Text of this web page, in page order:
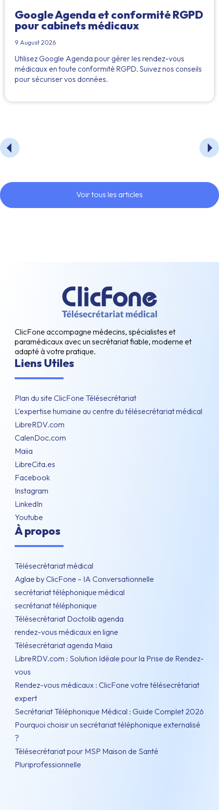
Google Agenda et conformité RGPD
pour cabinets médicaux
9 August 2026
Utilisez Google Agenda pour gérer les rendez-vous
médicaux en toute conformité RGPD. Suivez nos conseils
pour sécuriser vos données.
Voir tous les articles
ClicFone accompagne médecins, spécialistes et
paramédicaux avec un secrétariat fiable, moderne et
adapté à votre pratique.
Liens Utiles
Plan du site ClicFone Télésecrétariat
L’expertise humaine au centre du télésecrétariat médical
LibreRDV.com
CalenDoc.com
Maiia
LibreCita.es
Facebook
Instagram
LinkedIn
Youtube
À propos
Télésecrétariat médical
Aglae by ClicFone – IA Conversationnelle
secrétariat téléphonique médical
secrétariat téléphonique
Télésecrétariat Doctolib agenda
rendez-vous médicaux en ligne
Télésecrétariat agenda Maiia
LibreRDV.com : Solution Idéale pour la Prise de Rendez-
vous
Rendez-vous médicaux : ClicFone votre télésecrétariat
expert
Secrétariat Téléphonique Médical : Guide Complet 2026
Pourquoi choisir un secrétariat téléphonique externalisé
?
Télésecrétariat pour MSP Maison de Santé
Pluriprofessionnelle